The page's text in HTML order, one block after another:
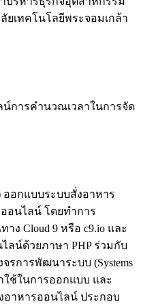
เทคโนโลยีพระจอมเกล้า
การคำนวณเวลาในการจัด
ออกแบบระบบสั่งอาหาร
อนไลน์ โดยทำการ
ง Cloud 9 หรือ c9.io และ
ลน์ด้วยภาษา PHP ร่วมกับ
รการพัฒนาระบบ (Systems
าใช้ในการออกแบบ และ
อาหารออนไลน์ ประกอบ